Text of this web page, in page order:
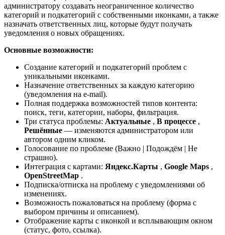
администратору создавать неограниченное количество
категорий и подкатегорий с собственными иконками, а также
назначать ответственных лиц, которые будут получать
уведомления о новых обращениях.
Основные возможности:
Создание категорий и подкатегорий проблем с
уникальными иконками.
Назначение ответственных за каждую категорию
(уведомления на e-mail).
Полная поддержка возможностей типов контента:
поиск, теги, категории, наборы, фильтрация.
Три статуса проблемы: Актуальные , В процессе ,
Решённые — изменяются администратором или
автором одним кликом.
Голосование по проблеме (Важно | Подождём | Не
страшно).
Интеграция с картами: Яндекс.Карты , Google Maps ,
OpenStreetMap .
Подписка/отписка на проблему с уведомлениями об
изменениях.
Возможность пожаловаться на проблему (форма с
выбором причины и описанием).
Отображение карты с иконкой и всплывающим окном
(статус, фото, ссылка).